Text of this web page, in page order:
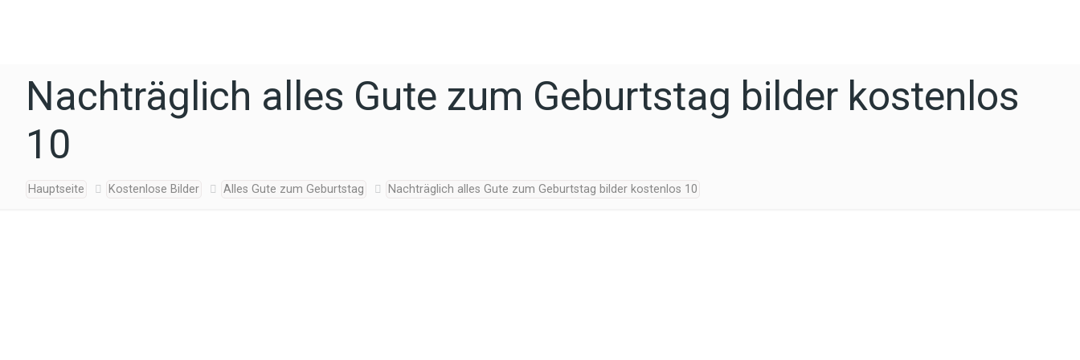
Nachträglich alles Gute zum Geburtstag bilder kostenlos
10
Hauptseite Kostenlose Bilder Alles Gute zum Geburtstag Nachträglich alles Gute zum Geburtstag bilder kostenlos 10